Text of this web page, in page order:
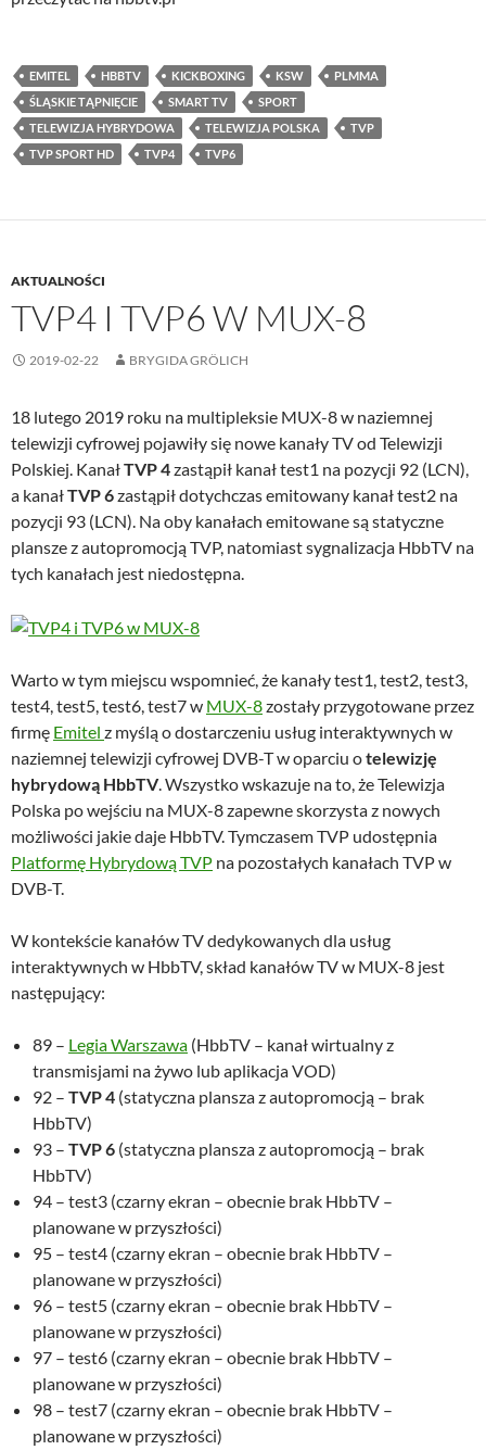
EMITEL HBBTV KICKBOXING KSW
PLMMA
ŚLĄSKIE TĄPNIĘCIE
SMART TV
SPORT
TELEWIZJA HYBRYDOWA
TELEWIZJA POLSKA
TVP
TVP SPORT HD
TVP4 TVP6
AKTUALNOŚCI
TVP4 I TVP6 W MUX-8
2019-02-22 BRYGIDA GRÖLICH
18 lutego 2019 roku na multipleksie MUX-8 w naziemnej
telewizji cyfrowej pojawiły się nowe kanały TV od Telewizji
Polskiej. KanałTVP 4zastąpił kanał test1 na pozycji 92 (LCN),
a kanałTVP 6zastąpił dotychczas emitowany kanał test2 na
pozycji 93 (LCN). Na oby kanałach emitowane są statyczne
plansze z autopromocją TVP, natomiast sygnalizacja HbbTV na
tych kanałach jest niedostępna.
Warto w tym miejscu wspomnieć, że kanały test1, test2, test3,
test4, test5, test6, test7 w MUX-8zostały przygotowane przez
firmę Emitel z myślą o dostarczeniu usług interaktywnych w
naziemnej telewizji cyfrowej DVB-T w oparciu otelewizję
hybrydową HbbTV. Wszystko wskazuje na to, że Telewizja
Polska po wejściu na MUX-8 zapewne skorzysta z nowych
możliwości jakie daje HbbTV. Tymczasem TVP udostępnia
Platformę Hybrydową TVP na pozostałych kanałach TVP w
DVB-T.
W kontekście kanałów TV dedykowanych dla usług
interaktywnych w HbbTV, skład kanałów TV w MUX-8 jest
następujący:
89 – Legia Warszawa (HbbTV – kanał wirtualny z
transmisjami na żywo lub aplikacja VOD)
92 – TVP 4 (statyczna plansza z autopromocją – brak
HbbTV)
93 – TVP 6 (statyczna plansza z autopromocją – brak
HbbTV)
94 – test3 (czarny ekran – obecnie brak HbbTV –
planowane w przyszłości)
95 – test4 (czarny ekran – obecnie brak HbbTV –
planowane w przyszłości)
96 – test5 (czarny ekran – obecnie brak HbbTV –
planowane w przyszłości)
97 – test6 (czarny ekran – obecnie brak HbbTV –
planowane w przyszłości)
98 – test7 (czarny ekran – obecnie brak HbbTV –
planowane w przyszłości)